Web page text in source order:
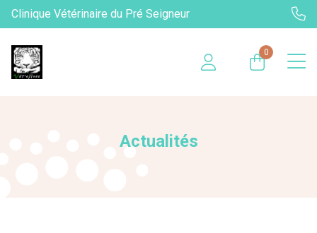
Clinique Vétérinaire du Pré Seigneur
0
Actualités